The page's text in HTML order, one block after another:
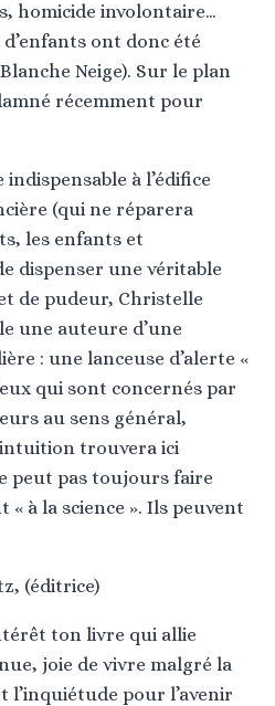
homicide involontaire…
ont donc été
Neige). Sur le plan
récemment pour
à l’édifice
(qui ne réparera
les enfants et
dispenser une véritable
de pudeur, Christelle
une auteure d’une
: une lanceuse d’alerte «
qui sont concernés par
au sens général,
trouvera ici
peut pas toujours faire
« à la science ». Ils peuvent
(éditrice)
ton livre qui allie
joie de vivre malgré la
l’inquiétude pour l’avenir